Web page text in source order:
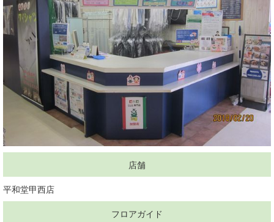
店舗
平和堂甲西店
フロアガイド